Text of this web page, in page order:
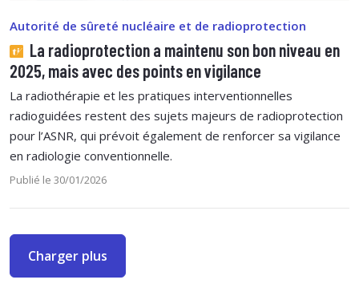
Autorité de sûreté nucléaire et de radioprotection
La radioprotection a maintenu son bon niveau en
2025, mais avec des points en vigilance
La radiothérapie et les pratiques interventionnelles
radioguidées restent des sujets majeurs de radioprotection
pour l’ASNR, qui prévoit également de renforcer sa vigilance
en radiologie conventionnelle.
Publié le 30/01/2026
Charger plus